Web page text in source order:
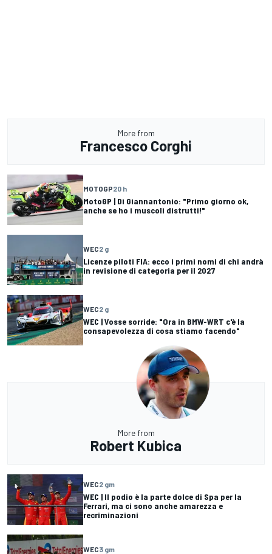
More from
Francesco Corghi
MOTOGP20 h
MotoGP | Di Giannantonio: "Primo giorno ok,
anche se ho i muscoli distrutti!"
WEC2 g
Licenze piloti FIA: ecco i primi nomi di chi andrà
in revisione di categoria per il 2027
WEC2 g
WEC | Vosse sorride: "Ora in BMW-WRT c'è la
consapevolezza di cosa stiamo facendo"
More from
Robert Kubica
WEC2 gm
WEC | Il podio è la parte dolce di Spa per la
Ferrari, ma ci sono anche amarezza e
recriminazioni
WEC3 gm